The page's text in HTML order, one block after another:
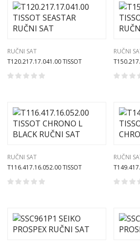
RUČNI SAT
T120.217.17.041.00 TISSOT
SEASTAR RUČNI SAT
RUČNI
34mm
RUČNI SAT
T116.417.16.052.00 TISSOT
CHRONO L BLACK RUČNI SAT
RUČNI
PR516